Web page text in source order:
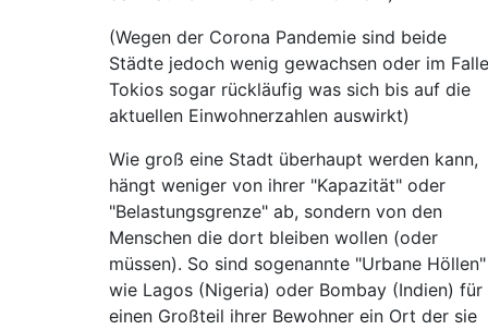
(Wegen der Corona Pandemie sind beide
Städte jedoch wenig gewachsen oder im Falle
Tokios sogar rückläufig was sich bis auf die
aktuellen Einwohnerzahlen auswirkt)
Wie groß eine Stadt überhaupt werden kann,
hängt weniger von ihrer "Kapazität" oder
"Belastungsgrenze" ab, sondern von den
Menschen die dort bleiben wollen (oder
müssen). So sind sogenannte "Urbane Höllen"
wie Lagos (Nigeria) oder Bombay (Indien) für
einen Großteil ihrer Bewohner ein Ort der sie